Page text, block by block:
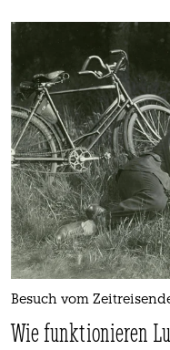
Besuch vom
Wie funktionieren